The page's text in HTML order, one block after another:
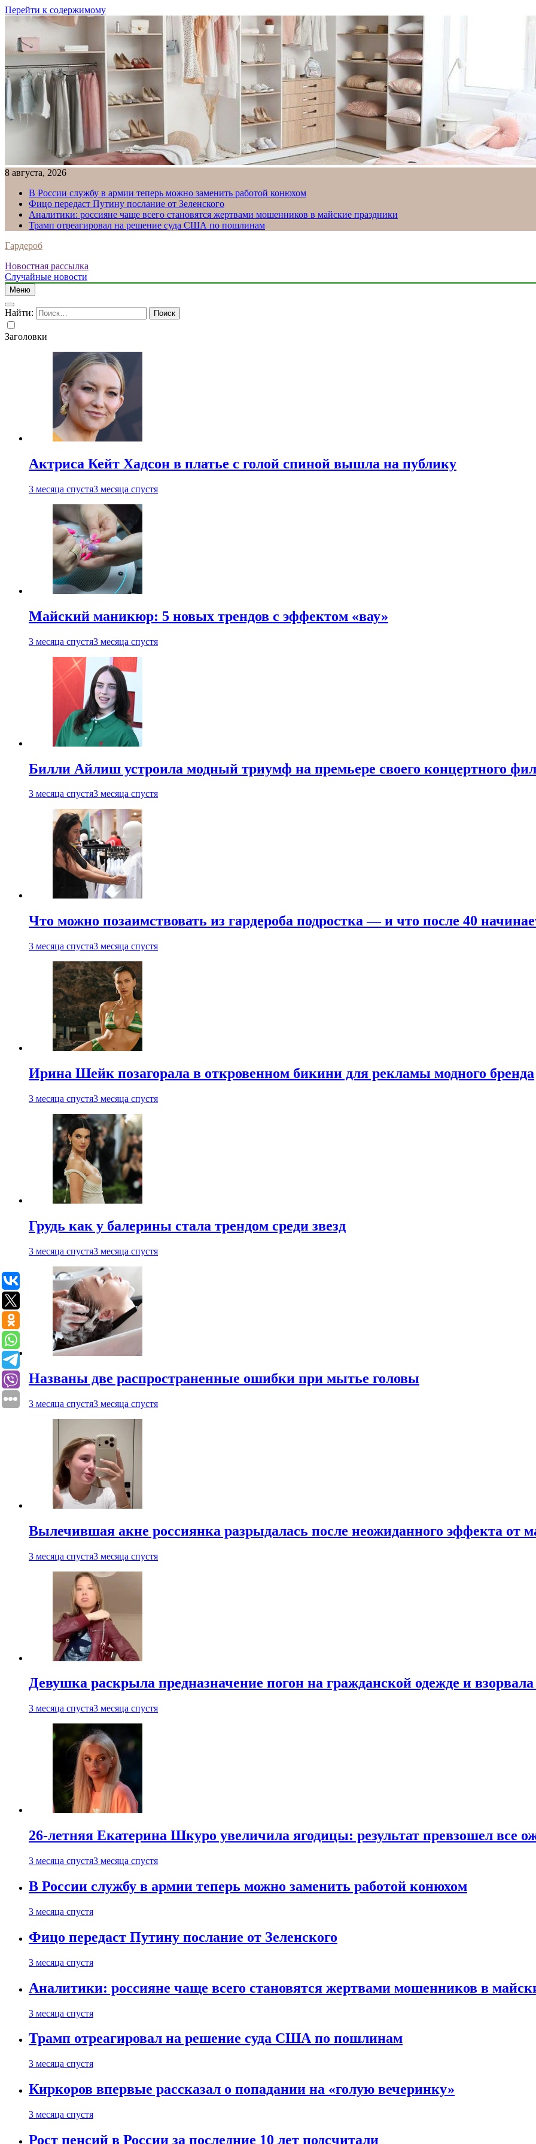
Перейти к содержимому
8 августа, 2026
В России службу в армии теперь можно заменить работой конюхом
Фицо передаст Путину послание от Зеленского
Аналитики: россияне чаще всего становятся жертвами мошенников в майские праздники
Трамп отреагировал на решение суда США по пошлинам
Гардероб
Новостная рассылка
Случайные новости
Меню
Найти:
Заголовки
Актриса Кейт Хадсон в платье с голой спиной вышла на публику
3 месяца спустя3 месяца спустя
Майский маникюр: 5 новых трендов с эффектом «вау»
3 месяца спустя3 месяца спустя
Билли Айлиш устроила модный триумф на премьере своего концертного
3 месяца спустя3 месяца спустя
Что можно позаимствовать из гардероба подростка — и что после 40
3 месяца спустя3 месяца спустя
Ирина Шейк позагорала в откровенном бикини для рекламы модного бренда
3 месяца спустя3 месяца спустя
Грудь как у балерины стала трендом среди звезд
3 месяца спустя3 месяца спустя
Названы две распространенные ошибки при мытье головы
3 месяца спустя3 месяца спустя
Вылечившая акне россиянка разрыдалась после неожиданного эффекта от
3 месяца спустя3 месяца спустя
Девушка раскрыла предназначение погон на гражданской одежде и взорвала
3 месяца спустя3 месяца спустя
26-летняя Екатерина Шкуро увеличила ягодицы: результат превзошел все
3 месяца спустя3 месяца спустя
В России службу в армии теперь можно заменить работой конюхом
3 месяца спустя
Фицо передаст Путину послание от Зеленского
3 месяца спустя
Аналитики: россияне чаще всего становятся жертвами мошенников в
3 месяца спустя
Трамп отреагировал на решение суда США по пошлинам
3 месяца спустя
Киркоров впервые рассказал о попадании на «голую вечеринку»
3 месяца спустя
Рост пенсий в России за последние 10 лет подсчитали